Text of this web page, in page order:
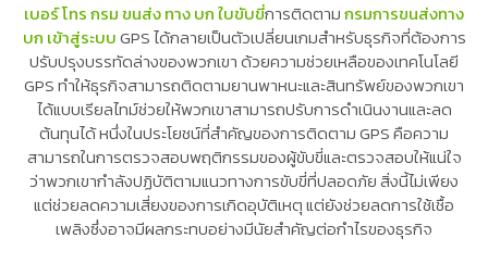
เบอร์ โทร กรม ขนส่ง ทาง บก ใบขับขี่การติดตามกรมการขนส่งทาง
บก เข้าสู่ระบบGPS ได้กลายเป็นตัวเปลี่ยนเกมสำหรับธุรกิจที่ต้องการ
ปรับปรุงบรรทัดล่างของพวกเขา ด้วยความช่วยเหลือของเทคโนโลยี
GPS ทำให้ธุรกิจสามารถติดตามยานพาหนะและสินทรัพย์ของพวกเขา
ได้แบบเรียลไทม์ช่วยให้พวกเขาสามารถปรับการดำเนินงานและลด
ต้นทุนได้ หนึ่งในประโยชน์ที่สำคัญของการติดตาม GPS คือความ
สามารถในการตรวจสอบพฤติกรรมของผู้ขับขี่และตรวจสอบให้แน่ใจ
ว่าพวกเขากำลังปฏิบัติตามแนวทางการขับขี่ที่ปลอดภัย สิ่งนี้ไม่เพียง
แต่ช่วยลดความเสี่ยงของการเกิดอุบัติเหตุ แต่ยังช่วยลดการใช้เชื้อ
เพลิงซึ่งอาจมีผลกระทบอย่างมีนัยสำคัญต่อกำไรของธุรกิจ